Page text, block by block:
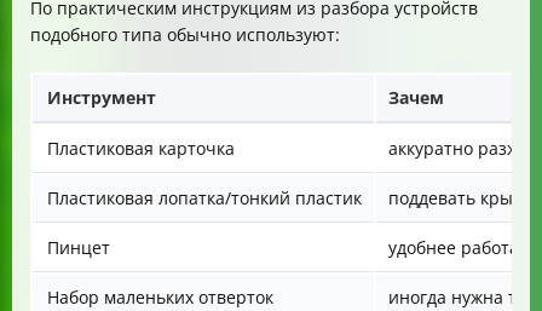
По практическим инструкциям из разбора устройств
подобного типа обычно используют:
Инструмент Зачем
Пластиковая карточка аккуратно
Пластиковая лопатка/тонкий пластик поддевать
Пинцет удобнее
Набор маленьких отверток иногда нужна